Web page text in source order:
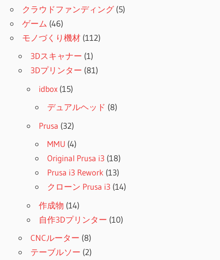
クラウドファンディング(5)
ゲーム (46)
モノづくり機材 (112)
3Dスキャナー (1)
3Dプリンター (81)
idbox (15)
デュアルヘッド (8)
Prusa (32)
MMU (4)
Original Prusa i3 (18)
Prusa i3 Rework (13)
クローン Prusa i3 (14)
作成物 (14)
自作3Dプリンター (10)
CNCルーター (8)
テーブルソー (2)